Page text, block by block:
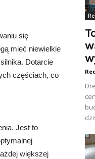
się
mieć niewielkie
Dotarcie
częściach, co
Jest to
większej